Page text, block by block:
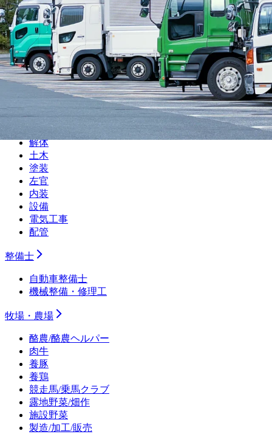
金型設計
CAE解析
ソフトウェア開発・組み込み
研究・開発・企画
テクニカルライター
職人
鳶
解体
土木
塗装
左官
内装
設備
電気工事
配管
整備士
自動車整備士
機械整備・修理工
牧場・農場
酪農/酪農ヘルパー
肉牛
養豚
養鶏
競走馬/乗馬クラブ
露地野菜/畑作
施設野菜
製造/加工/販売